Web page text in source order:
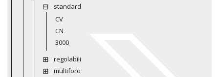
standard
CV
CN
3000
regolabili
multiforo